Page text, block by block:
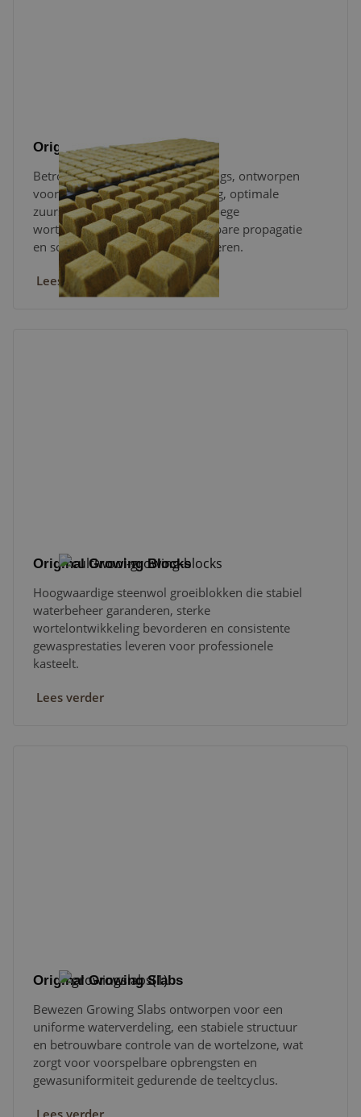
Original Starter Plugs
Betrouwbare steenwol Starter Plugs, ontworpen
voor een uniforme waterverdeling, optimale
zuurstofbalans en consistente vroege
wortelontwikkeling, die voorspelbare propagatie
en soepele transplantatie bevorderen.
Lees verder
Original Growing Blocks
Hoogwaardige steenwol groeiblokken die stabiel
waterbeheer garanderen, sterke
wortelontwikkeling bevorderen en consistente
gewasprestaties leveren voor professionele
kasteelt.
Lees verder
Original Growing Slabs
Bewezen Growing Slabs ontworpen voor een
uniforme waterverdeling, een stabiele structuur
en betrouwbare controle van de wortelzone, wat
zorgt voor voorspelbare opbrengsten en
gewasuniformiteit gedurende de teeltcyclus.
Lees verder